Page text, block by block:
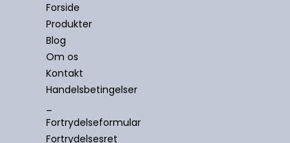
Forside
Produkter
Blog
Om os
Kontakt
Handelsbetingelser
Fortrydelseformular
Fortrydelsesret